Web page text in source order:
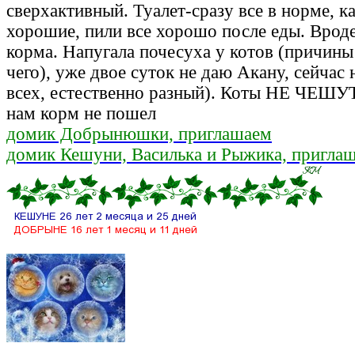
сверхактивный. Туалет-сразу все в норме,
хорошие, пили все хорошо после еды.
корма. Напугала почесуха у котов
чего), уже двое суток не даю Акану, сейчас
всех, естественно разный). Коты НЕ
нам корм не пошел
домик Добрынюшки, приглашаем
домик Кешуни, Василька и Рыжика,